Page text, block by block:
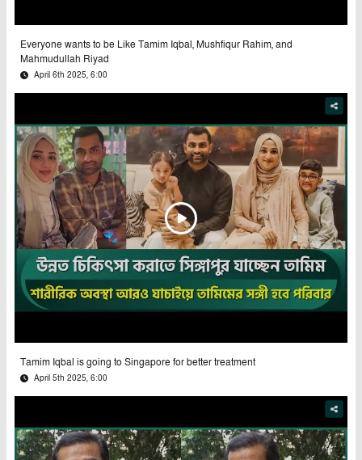
Everyone wants to be Like Tamim Iqbal, Mushfiqur Rahim, and
Mahmudullah Riyad
April 6th 2025, 6:00
Tamim Iqbal is going to Singapore for better treatment
April 5th 2025, 6:00